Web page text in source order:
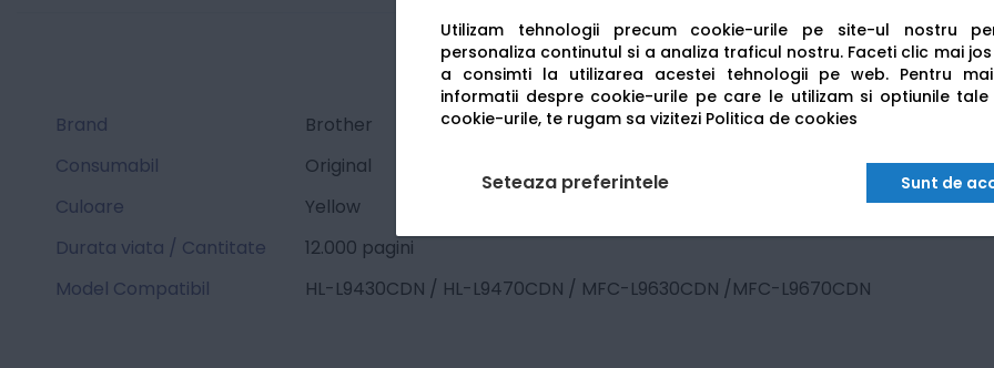
Utilizam tehnologii precum cookie-urile pe site-ul nostru
personaliza continutul si a analiza traficul nostru. Faceti clic mai
a consimti la utilizarea acestei tehnologii pe web. Pentru
informatii despre cookie-urile pe care le utilizam si optiunile tale
cookie-urile, te rugam sa vizitezi Politica de cookies
Seteaza preferintele Sunt de
Brand
Brother
Consumabil
Original
Culoare
Yellow
Durata viata / Cantitate
12.000 pagini
Model Compatibil
HL-L9430CDN / HL-L9470CDN / MFC-L9630CDN /MFC-L9670CDN